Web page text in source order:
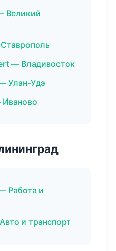
Великий
— Владивосток
Улан-Удэ
Работа и
и транспорт